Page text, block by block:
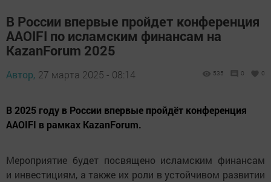
В России впервые пройдет конференция
AAOIFI по исламским финансам на
KazanForum 2025
Автор, 27 марта 2025 - 08:14 535 0 0
В 2025 году в России впервые пройдёт конференция
AAOIFI в рамках KazanForum.
Мероприятие будет посвящено исламским финансам
и инвестициям, а также их роли в устойчивом развитии